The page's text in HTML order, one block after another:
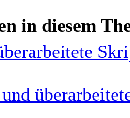
in diesem